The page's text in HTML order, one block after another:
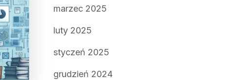
marzec 2025
luty 2025
styczeń 2025
grudzień 2024